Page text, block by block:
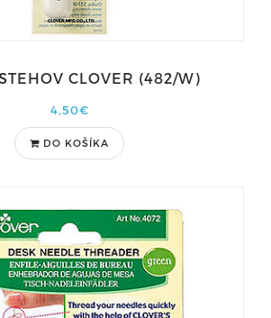
CLOVER (482/W)
4,50€
DO KOŠÍKA